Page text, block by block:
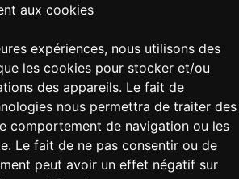
aux cookies
expériences, nous utilisons des
les cookies pour stocker et/ou
des appareils. Le fait de
nous permettra de traiter des
comportement de navigation ou les
Le fait de ne pas consentir ou de
peut avoir un effet négatif sur